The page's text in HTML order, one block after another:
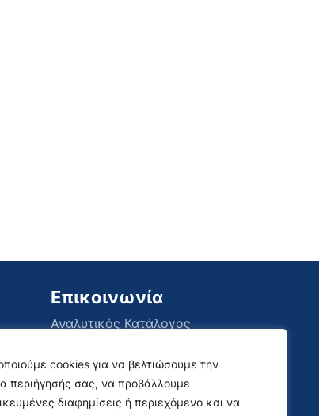
cookies για να βελτιώσουμε την
περιήγησής σας, να προβάλλουμε
διαφημίσεις ή περιεχόμενο και να
Επικοινωνία
Αναλυτικός Κατάλογος
Social Media